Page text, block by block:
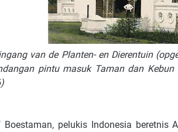
van de Planten- en Dierentuin
pintu masuk Taman dan
Boestaman, pelukis Indonesia beretnis